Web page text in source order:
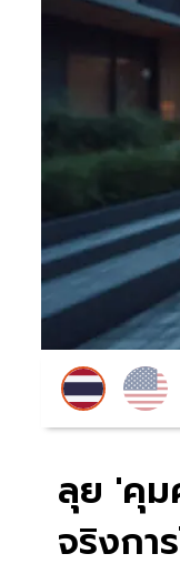
ลุย 'คุม
จริงกา